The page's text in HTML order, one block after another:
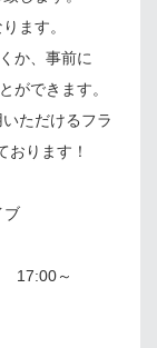
ます。
か、事前に
ができます。
ただけるフラ
おります！
ブ
17:00～